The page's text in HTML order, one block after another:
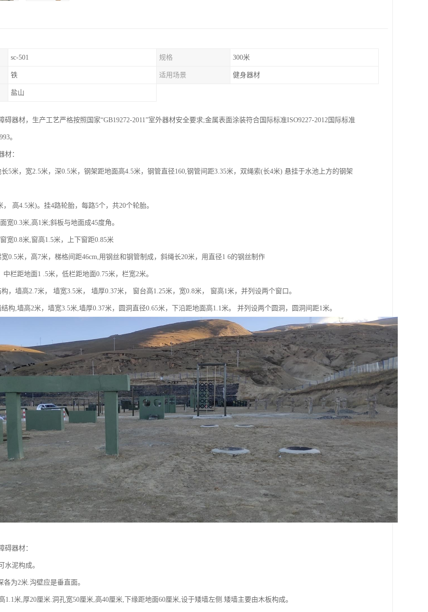
sc-501 规格 300米
铁 适用场景 健身器材
盐山
碍器材，生产工艺严格按照国家“GB19272-2011”室外器材安全要求;金属表面涂装符合国际标准ISO9227-2012国际标准
。
材：
5米，宽2.5米，深0.5米，钢架距地面高4.5米，钢管直径160,钢管间距3.35米，双绳索(长4米) 悬挂于水池上方的钢架
， 高4.5米)。挂4路轮胎，每路5个，共20个轮胎。
宽0.3米,高1米;斜板与地面成45度角。
宽0.8米,窗高1.5米，上下窗距0.85米
0.5米，高7米，梯格间距46cm,用钢丝和钢管制成，斜绳长20米，用直径1 6的钢丝制作
中栏距地面1 .5米，低栏距地面0.75米，栏宽2米。
，墙高2.7米， 墙宽3.5米， 墙厚0.37米， 窗台高1.25米，宽0.8米， 窗高1米，并列设两个窗口。
构,墙高2米，墙宽3.5米,墙厚0.37米，圆洞直径0.65米，下沿距地面高1.1米。 并列设两个圆洞，圆洞间距1米。
碍器材：
水泥构成。
各为2米.沟壁应是垂直面。
1.1米,厚20厘米.洞孔宽50厘米,高40厘米,下缘距地面60厘米,设于矮墙左侧.矮墙主要由木板构成。